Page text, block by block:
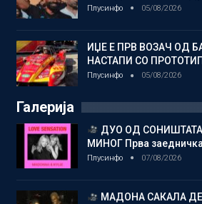
Плусинфо 05/08/2026
ИЏЕ Е ПРВ ВОЗАЧ ОД
НАСТАПИ СО
Плусинфо 05/08/2026
Галерија
ДУО ОД
МИНОГ Прва
Плусинфо 07/08/2026
МАДОНА САКАЛА